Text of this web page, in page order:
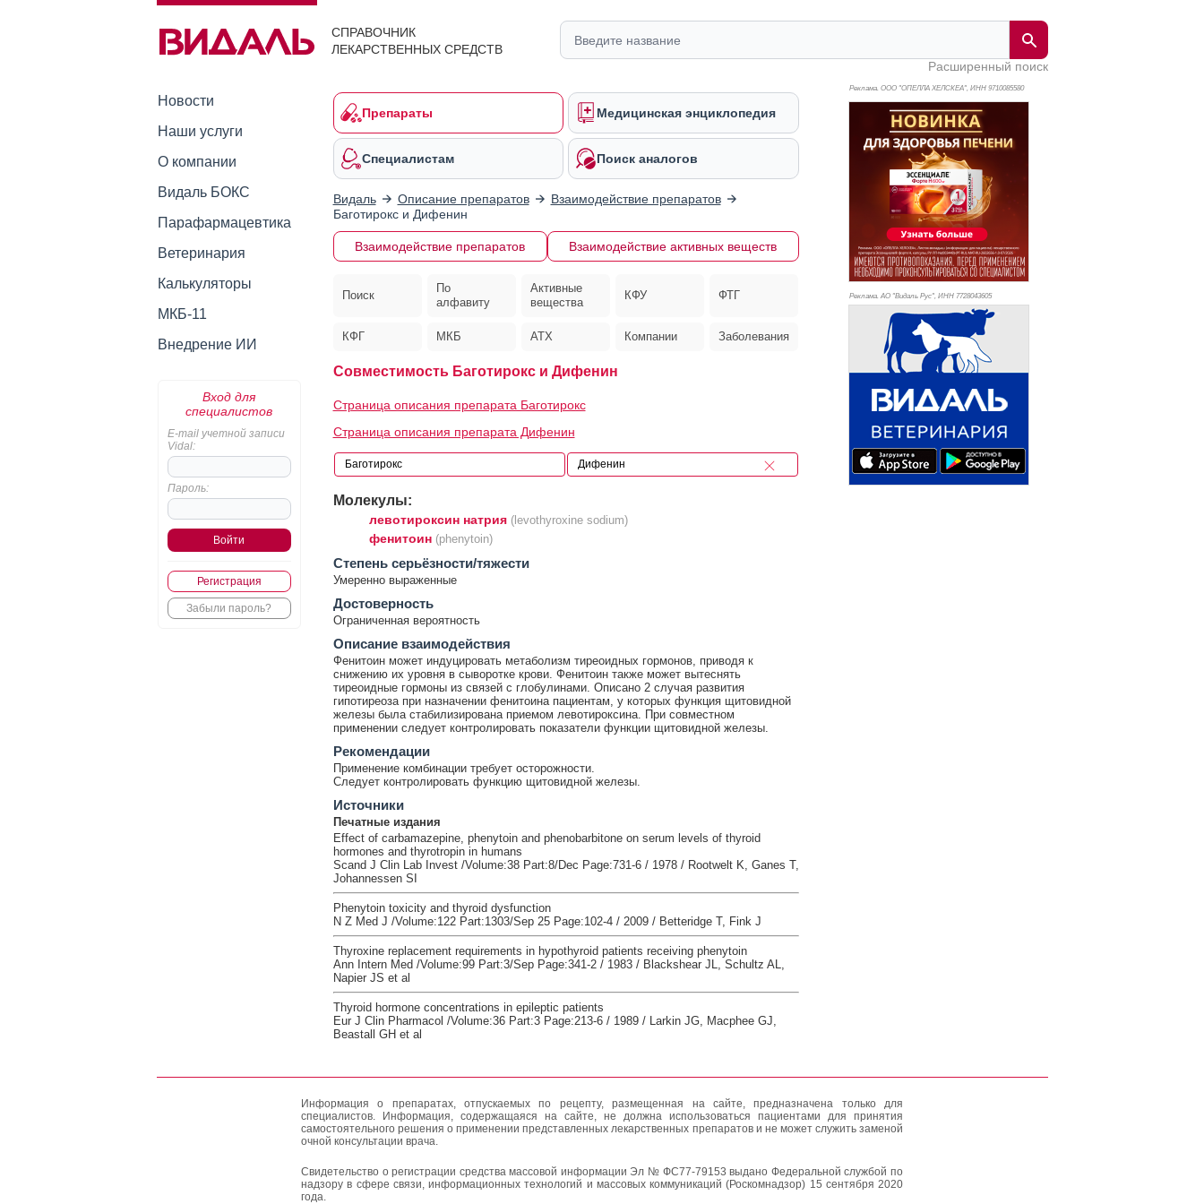
СПРАВОЧНИК
ЛЕКАРСТВЕННЫХ СРЕДСТВ
Расширенный поиск
Новости
Наши услуги
О компании
Видаль БОКС
Парафармацевтика
Ветеринария
Калькуляторы
МКБ-11
Внедрение ИИ
Вход для
специалистов
E-mail учетной записи
Vidal:
Пароль:
Регистрация
Забыли пароль?
Препараты Медицинская энциклопедия
Специалистам Поиск аналогов
Видаль Описание препаратов
Взаимодействие препаратов
Баготирокс и Дифенин
Взаимодействие препаратов Взаимодействие активных веществ
Поиск
По
алфавиту
Активные
вещества
КФУ ФТГ
КФГ МКБ АТХ Компании Заболевания
Совместимость Баготирокс и Дифенин
Страница описания препарата Баготирокс
Страница описания препарата Дифенин
Молекулы:
левотироксин натрия (levothyroxine sodium)
фенитоин (phenytoin)
Cтепень серьёзности/тяжести
Умеренно выраженные
Достоверность
Ограниченная вероятность
Описание взаимодействия
Фенитоин может индуцировать метаболизм тиреоидных гормонов, приводя к
снижению их уровня в сыворотке крови. Фенитоин также может вытеснять
тиреоидные гормоны из связей с глобулинами. Описано 2 случая развития
гипотиреоза при назначении фенитоина пациентам, у которых функция щитовидной
железы была стабилизирована приемом левотироксина. При совместном
применении следует контролировать показатели функции щитовидной железы.
Рекомендации
Применение комбинации требует осторожности.
Следует контролировать функцию щитовидной железы.
Источники
Печатные издания
Effect of carbamazepine, phenytoin and phenobarbitone on serum levels of thyroid
hormones and thyrotropin in humans
Scand J Clin Lab Invest /Volume:38 Part:8/Dec Page:731-6 / 1978 / Rootwelt K, Ganes T,
Johannessen SI
Phenytoin toxicity and thyroid dysfunction
N Z Med J /Volume:122 Part:1303/Sep 25 Page:102-4 / 2009 / Betteridge T, Fink J
Thyroxine replacement requirements in hypothyroid patients receiving phenytoin
Ann Intern Med /Volume:99 Part:3/Sep Page:341-2 / 1983 / Blackshear JL, Schultz AL,
Napier JS et al
Thyroid hormone concentrations in epileptic patients
Eur J Clin Pharmacol /Volume:36 Part:3 Page:213-6 / 1989 / Larkin JG, Macphee GJ,
Beastall GH et al
Реклама. ООО "ОПЕЛЛА ХЕЛСКЕА", ИНН 9710085580
Реклама. АО "Видаль Рус", ИНН 7728043605
Информация о препаратах, отпускаемых по рецепту, размещенная на сайте, предназначена только для
специалистов. Информация, содержащаяся на сайте, не должна использоваться пациентами для принятия
самостоятельного решения о применении представленных лекарственных препаратов и не может служить заменой
очной консультации врача.
Свидетельство о регистрации средства массовой информации Эл № ФС77-79153 выдано Федеральной службой по
надзору в сфере связи, информационных технологий и массовых коммуникаций (Роскомнадзор) 15 сентября 2020
года.